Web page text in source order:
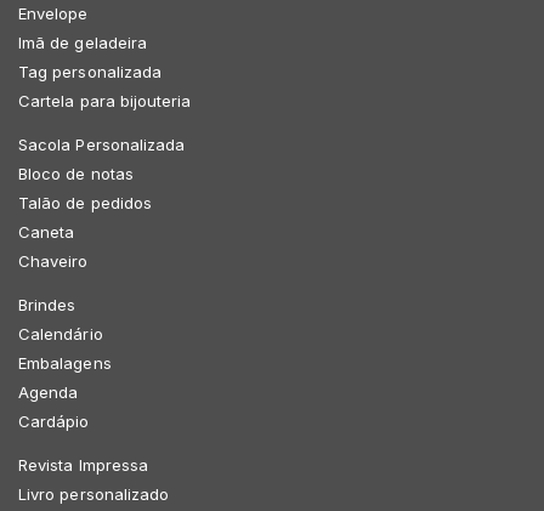
Envelope
Imã de geladeira
Tag personalizada
Cartela para bijouteria
Sacola Personalizada
Bloco de notas
Talão de pedidos
Caneta
Chaveiro
Brindes
Calendário
Embalagens
Agenda
Cardápio
Revista Impressa
Livro personalizado